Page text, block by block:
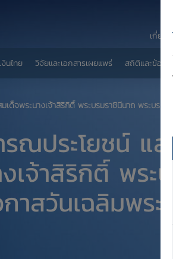
นไทย วิจัยและเอกสารเผยแพร่ สถิติและข้อมูล
เกี่ยว
ณประโยชน์ แ
เจ้าสิริกิติ์ พร
าสวันเฉลิมพร